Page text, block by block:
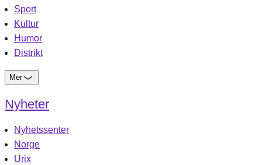
Sport
Kultur
Humor
Distrikt
Mer
Nyheter
Nyhetssenter
Norge
Urix